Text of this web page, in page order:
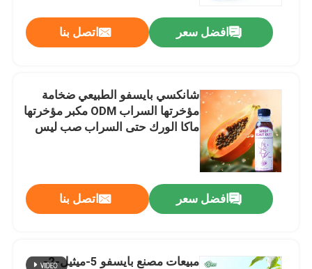
افضل سعر اتصل بنا
شانكسي بايسفو الطبيعي ضخامة
مؤخرتها السراب ODM مكبر مؤخرتها
ماكا الورك حتى السراب صب ليس
افضل سعر اتصل بنا
مبيعات مصنع بايسفو 5-ميثيل-2-